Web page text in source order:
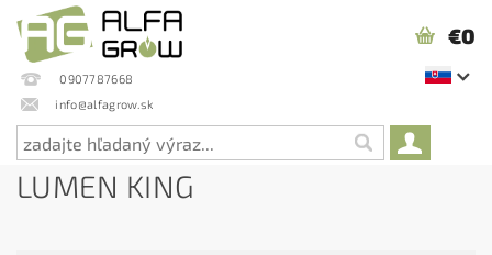
0907787668
info@alfagrow.sk
€0
LUMEN KING